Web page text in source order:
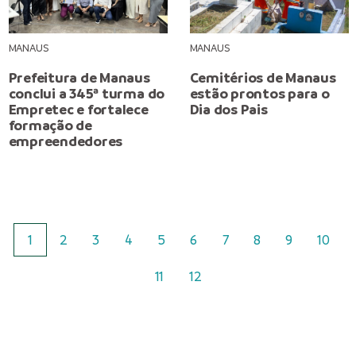
MANAUS
Prefeitura de Manaus
conclui a 345ª turma do
Empretec e fortalece
formação de
empreendedores
MANAUS
Cemitérios de Manaus
estão prontos para o
Dia dos Pais
1 2 3 4 5 6 7 8 9 10
11 12